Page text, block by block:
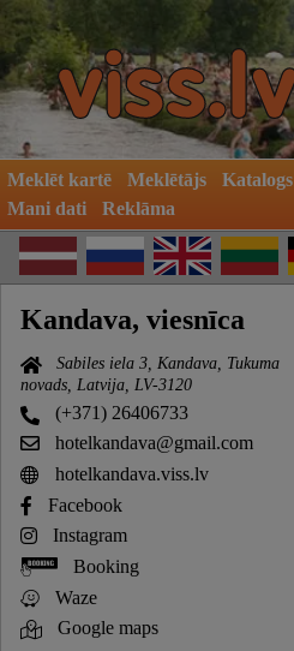
Meklēt kartē Meklētājs Katalogs
Mani dati
Reklāma
Kandava, viesnīca
Sabiles iela 3, Kandava, Tukuma
novads, Latvija, LV-3120
(+371) 26406733
hotelkandava@gmail.com
hotelkandava.viss.lv
Facebook
Instagram
Booking
Waze
Google maps